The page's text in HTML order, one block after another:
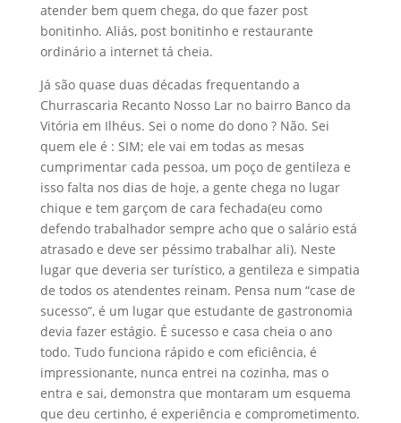
atender bem quem chega, do que fazer post
bonitinho. Aliás, post bonitinho e restaurante
ordinário a internet tá cheia.
Já são quase duas décadas frequentando a
Churrascaria Recanto Nosso Lar no bairro Banco da
Vitória em Ilhéus. Sei o nome do dono ? Não. Sei
quem ele é : SIM; ele vai em todas as mesas
cumprimentar cada pessoa, um poço de gentileza e
isso falta nos dias de hoje, a gente chega no lugar
chique e tem garçom de cara fechada(eu como
defendo trabalhador sempre acho que o salário está
atrasado e deve ser péssimo trabalhar ali). Neste
lugar que deveria ser turístico, a gentileza e simpatia
de todos os atendentes reinam. Pensa num “case de
sucesso”, é um lugar que estudante de gastronomia
devia fazer estágio. É sucesso e casa cheia o ano
todo. Tudo funciona rápido e com eficiência, é
impressionante, nunca entrei na cozinha, mas o
entra e sai, demonstra que montaram um esquema
que deu certinho, é experiência e comprometimento.